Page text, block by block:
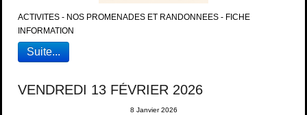
ACTIVITES - NOS PROMENADES ET RANDONNEES - FICHE
INFORMATION
Suite...
VENDREDI 13 FÉVRIER 2026
8 Janvier 2026